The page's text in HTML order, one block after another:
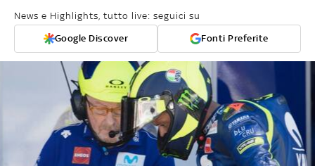
News e Highlights, tutto live: seguici su
Google Discover Fonti Preferite